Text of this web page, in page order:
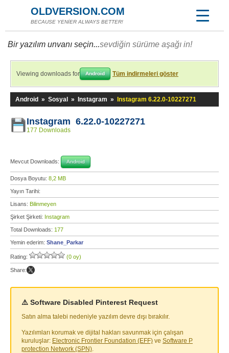
OLDVERSION.COM
BECAUSE YENİER ALWAYS BETTER!
Bir yazılım unvanı seçin...sevdiğin sürüme aşağı in!
Viewing downloads for Android Tüm indirmeleri göster
Android » Sosyal » Instagram » Instagram 6.22.0-10227271
Instagram 6.22.0-10227271
177 Downloads
Mevcut Downloads: Android
Dosya Boyutu: 8,2 MB
Yayın Tarihi:
Lisans: Bilinmeyen
Şirket Şirketi: Instagram
Total Downloads: 177
Yemin ederim: Shane_Parkar
Rating: (0 oy)
Share:
⚠️ Software Disabled Pinterest Request
Satın alma talebi nedeniyle yazılım devre dışı bırakılır.
Yazılımları korumak ve dijital hakları savunmak için çalışan
kuruluşlar: Electronic Frontier Foundation (EFF) ve Software P
protection Network (SPN).